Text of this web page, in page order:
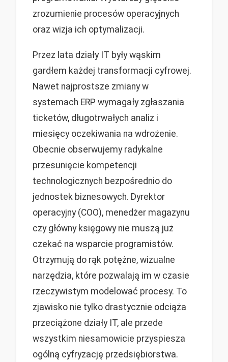
zrozumienie procesów operacyjnych
oraz wizja ich optymalizacji.
Przez lata działy IT były wąskim
gardłem każdej transformacji cyfrowej.
Nawet najprostsze zmiany w
systemach ERP wymagały zgłaszania
ticketów, długotrwałych analiz i
miesięcy oczekiwania na wdrożenie.
Obecnie obserwujemy radykalne
przesunięcie kompetencji
technologicznych bezpośrednio do
jednostek biznesowych. Dyrektor
operacyjny (COO), menedżer magazynu
czy główny księgowy nie muszą już
czekać na wsparcie programistów.
Otrzymują do rąk potężne, wizualne
narzędzia, które pozwalają im w czasie
rzeczywistym modelować procesy. To
zjawisko nie tylko drastycznie odciąża
przeciążone działy IT, ale przede
wszystkim niesamowicie przyspiesza
ogólną cyfryzację przedsiębiorstwa.